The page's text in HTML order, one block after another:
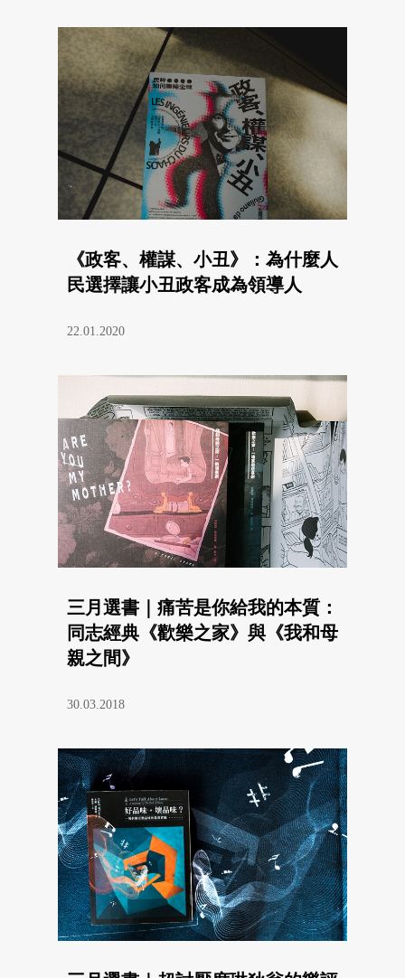
《政客、權謀、小丑》：為什麼人
民選擇讓小丑政客成為領導人
22.01.2020
三月選書｜痛苦是你給我的本質：
同志經典《歡樂之家》與《我和母
親之間》
30.03.2018